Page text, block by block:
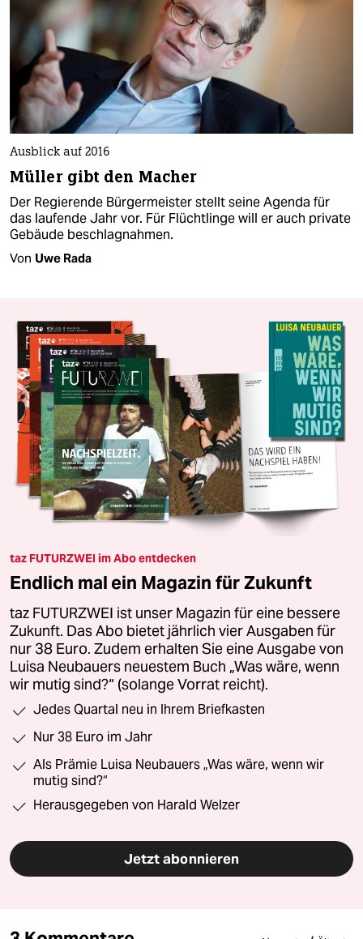
Ausblick auf 2016
Müller gibt den Macher
Der Regierende Bürgermeister stellt seine Agenda für
das laufende Jahr vor. Für Flüchtlinge will er auch private
Gebäude beschlagnahmen.
Von Uwe Rada
taz FUTURZWEI im Abo entdecken
Endlich mal ein Magazin für Zukunft
taz FUTURZWEI ist unser Magazin für eine bessere
Zukunft. Das Abo bietet jährlich vier Ausgaben für
nur 38 Euro. Zudem erhalten Sie eine Ausgabe von
Luisa Neubauers neuestem Buch „Was wäre, wenn
wir mutig sind?“ (solange Vorrat reicht).
Jedes Quartal neu in Ihrem Briefkasten
Nur 38 Euro im Jahr
Als Prämie Luisa Neubauers „Was wäre, wenn wir
mutig sind?“
Herausgegeben von Harald Welzer
Jetzt abonnieren